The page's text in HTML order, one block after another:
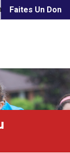
Faites Un Don